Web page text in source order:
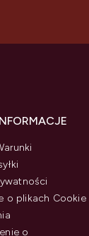
o plikach Cookie
o